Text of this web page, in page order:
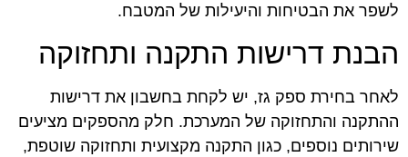
לשפר את הבטיחות והיעילות של המטבח.
הבנת דרישות התקנה ותחזוקה
לאחר בחירת ספק גז, יש לקחת בחשבון את דרישות
ההתקנה והתחזוקה של המערכת. חלק מהספקים מציעים
שירותים נוספים, כגון התקנה מקצועית ותחזוקה שוטפת,